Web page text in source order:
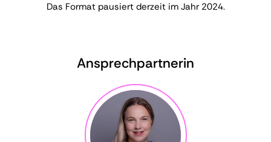
Das Format pausiert derzeit im Jahr 2024.
Ansprechpartnerin